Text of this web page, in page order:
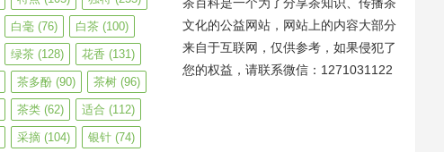
白毫(76) 白茶(100)
绿茶(128) 花香 (131)
茶多酚(90) 茶树(96)
茶类(62) 适合 (112)
采摘(104) 银针(74)
茶百科是一个为了分享茶知识、传播茶
文化的公益网站，网站上的内容大部分
来自于互联网，仅供参考，如果侵犯了
您的权益，请联系微信：1271031122